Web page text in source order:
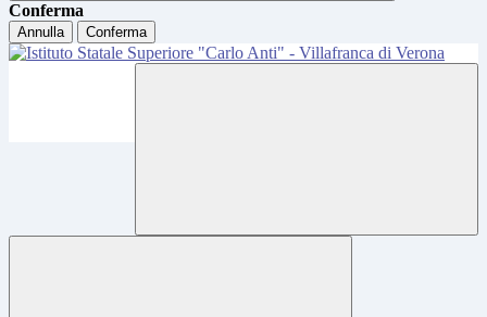
Conferma
Annulla Conferma